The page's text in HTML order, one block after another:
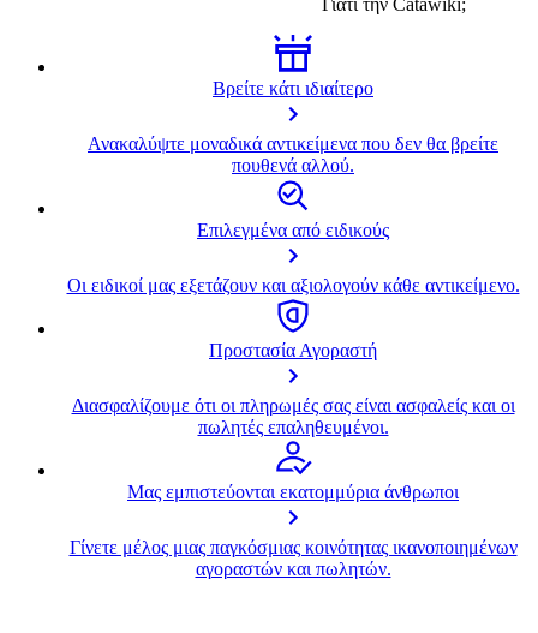
Βρείτε κάτι ιδιαίτερο
Ανακαλύψτε μοναδικά αντικείμενα που δεν θα βρείτε
πουθενά αλλού.
Επιλεγμένα από ειδικούς
Οι ειδικοί μας εξετάζουν και αξιολογούν κάθε αντικείμενο.
Προστασία Αγοραστή
Διασφαλίζουμε ότι οι πληρωμές σας είναι ασφαλείς και οι
πωλητές επαληθευμένοι.
Μας εμπιστεύονται εκατομμύρια άνθρωποι
Γίνετε μέλος μιας παγκόσμιας κοινότητας ικανοποιημένων
αγοραστών και πωλητών.